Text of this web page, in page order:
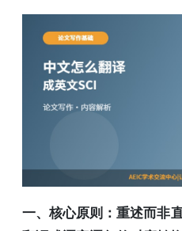
一、核心原则：重述而非